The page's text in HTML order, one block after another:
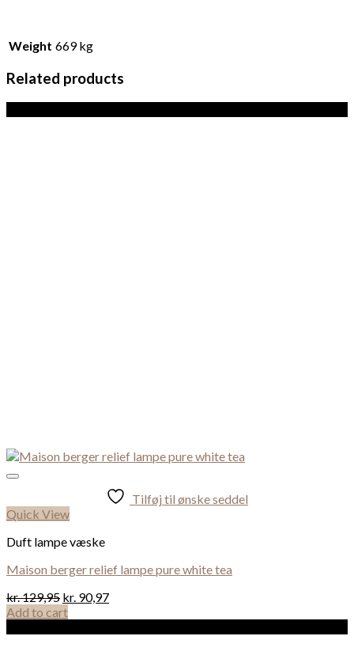
Weight 669 kg
Related products
Tilføj til ønske seddel
Quick View
Duft lampe væske
Maison berger relief lampe pure white tea
kr.129,95 kr. 90,97
Add to cart